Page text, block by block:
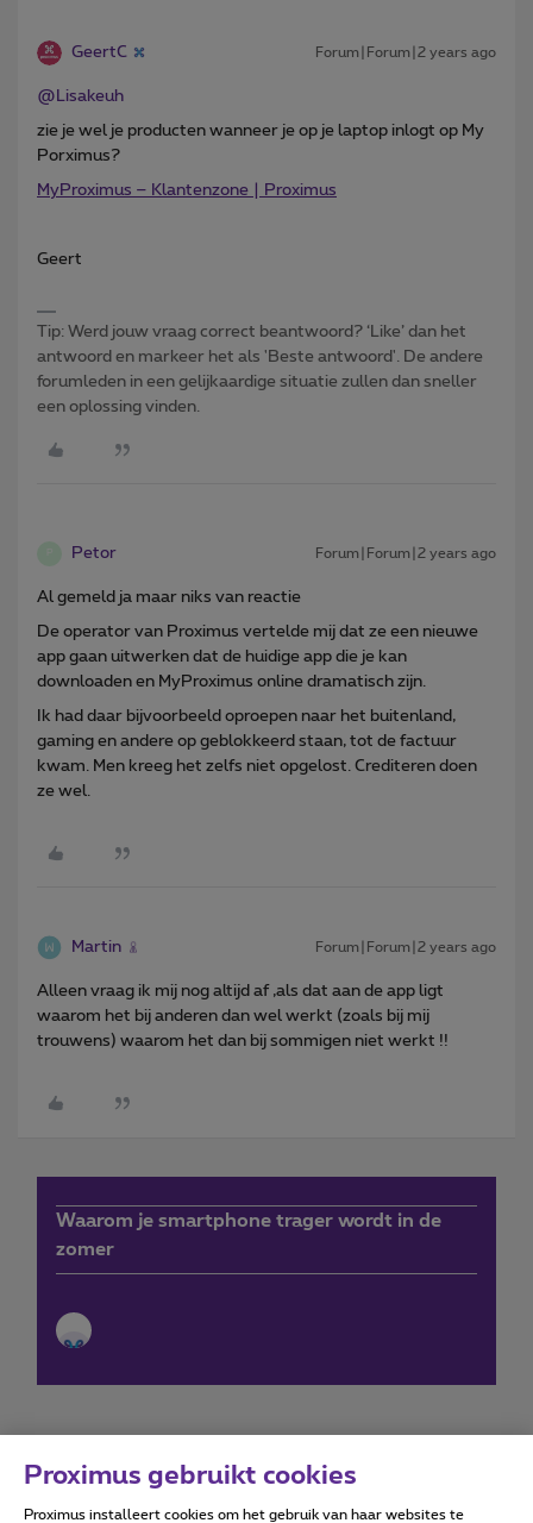
GeertC Forum|Forum|2 years ago
@Lisakeuh
zie je wel je producten wanneer je op je laptop inlogt op My
Porximus?
MyProximus – Klantenzone | Proximus
Geert
Tip: Werd jouw vraag correct beantwoord? ‘Like’ dan het
antwoord en markeer het als 'Beste antwoord'. De andere
forumleden in een gelijkaardige situatie zullen dan sneller
een oplossing vinden.
Petor Forum|Forum|2 years ago
Al gemeld ja maar niks van reactie
De operator van Proximus vertelde mij dat ze een nieuwe
app gaan uitwerken dat de huidige app die je kan
downloaden en MyProximus online dramatisch zijn.
Ik had daar bijvoorbeeld oproepen naar het buitenland,
gaming en andere op geblokkeerd staan, tot de factuur
kwam. Men kreeg het zelfs niet opgelost. Crediteren doen
ze wel.
Martin Forum|Forum|2 years ago
Alleen vraag ik mij nog altijd af ,als dat aan de app ligt
waarom het bij anderen dan wel werkt (zoals bij mij
trouwens) waarom het dan bij sommigen niet werkt !!
Waarom je smartphone trager wordt in de
zomer
Proximus gebruikt cookies
Proximus installeert cookies om het gebruik van haar websites te